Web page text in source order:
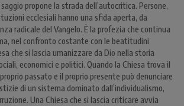
propone la strada dell’autocritica. Persone,
ecclesiali hanno una sfida aperta, da
radicale del Vangelo. È la profezia che continua
nel confronto costante con le beatitudini
che si lascia umanizzare da Dio nella storia
economici e politici. Quando la Chiesa trova il
passato e il proprio presente può denunciare
di un sistema dominato dall’individualismo,
Una Chiesa che si lascia criticare avvia